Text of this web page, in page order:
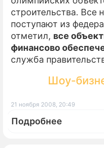
строительства. Все
поступают из
отметил, все
финансово
служба
Шоу-
21 ноября 2008, 20:49
Подробнее